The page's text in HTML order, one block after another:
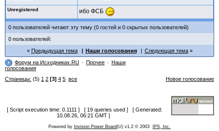
Unregistered ибо ФСБ
0 пользователей читают эту тему (0 гостей и 0 скрытых пользователей)
0 пользователей:
Предыдущая тема
Наши голосования
Следующая тема
Форум на Исходниках.RU
Прочее
Наши
голосования
Страницы: (5) 1 2 [3] 4 5 все Новое голосование
[ Script execution time: 0.1111 ] [ 19 queries used ] [ Generated:
10.08.26, 06:21 GMT ]
Powered by Invision Power Board(U) v1.2 © 2003 IPS, Inc.